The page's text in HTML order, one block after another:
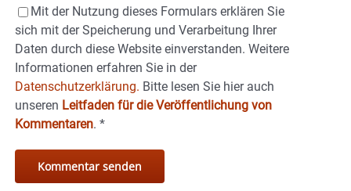
Mit der Nutzung dieses Formulars erklären Sie
sich mit der Speicherung und Verarbeitung Ihrer
Daten durch diese Website einverstanden. Weitere
Informationen erfahren Sie in der
Datenschutzerklärung. Bitte lesen Sie hier auch
unseren Leitfaden für die Veröffentlichung von
Kommentaren. *